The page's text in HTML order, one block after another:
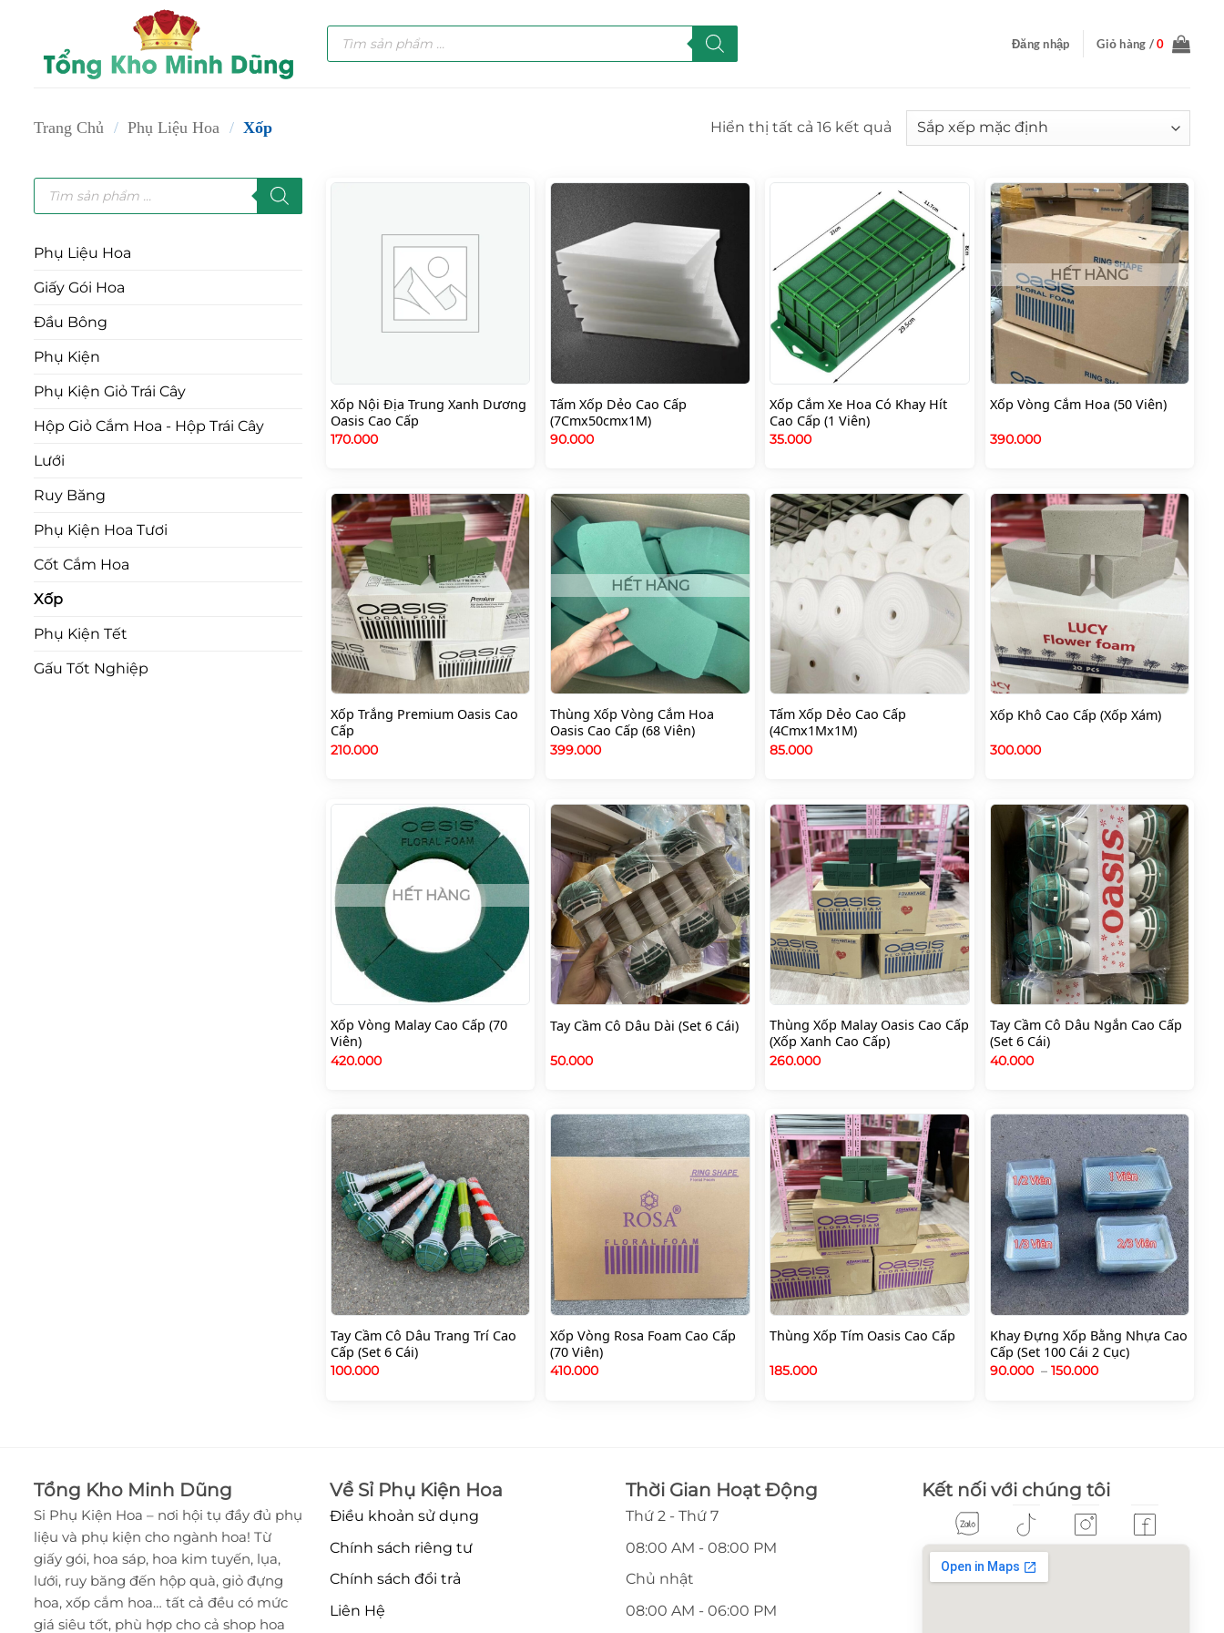
Tìm
kiếm
phẩm
Đăng nhập Giỏ hàng /0
Trang Chủ / Phụ Liệu Hoa / Xốp Hiển thị tất cả 16 kết quả
Tìm
kiếm
sản
Phụ Liệu Hoa
Giấy Gói Hoa
Đầu Bông
Phụ Kiện
Phụ Kiện Giỏ Trái Cây
Hộp Giỏ Cắm Hoa - Hộp Trái Cây
Lưới
Ruy Băng
Phụ Kiện Hoa Tươi
Cốt Cắm Hoa
Xốp
Phụ Kiện Tết
Gấu Tốt Nghiệp
Xốp Nội Địa Trung Xanh Dương
Oasis Cao Cấp
170.000
Tấm Xốp Dẻo Cao Cấp
(7Cmx50cmx1M)
90.000
Xốp Cắm Xe Hoa Có Khay Hít
Cao Cấp (1 Viên)
35.000
HẾT HÀNG
Xốp Vòng Cắm Hoa (50 Viên)
390.000
Xốp Trắng Premium Oasis Cao
Cấp
210.000
HẾT HÀNG
Thùng Xốp Vòng Cắm Hoa
Oasis Cao Cấp (68 Viên)
399.000
Tấm Xốp Dẻo Cao Cấp
(4Cmx1Mx1M)
85.000
Xốp Khô Cao Cấp (Xốp Xám)
300.000
HẾT HÀNG
Xốp Vòng Malay Cao Cấp (70
Viên)
420.000
Tay Cầm Cô Dâu Dài (Set 6 Cái)
50.000
Thùng Xốp Malay Oasis Cao Cấp
(Xốp Xanh Cao Cấp)
260.000
Tay Cầm Cô Dâu Ngắn Cao Cấp
(Set 6 Cái)
40.000
Tay Cầm Cô Dâu Trang Trí Cao
Cấp (Set 6 Cái)
100.000
Xốp Vòng Rosa Foam Cao Cấp
(70 Viên)
410.000
Thùng Xốp Tím Oasis Cao Cấp
185.000
Khay Đựng Xốp Bằng Nhựa Cao
Cấp (Set 100 Cái 2 Cục)
90.000 – 150.000
Tổng Kho Minh Dũng
Si Phụ Kiện Hoa – nơi hội tụ đầy đủ phụ
liệu và phụ kiện cho ngành hoa! Từ
giấy gói, hoa sáp, hoa kim tuyến, lụa,
lưới, ruy băng đến hộp quà, giỏ đựng
hoa, xốp cắm hoa… tất cả đều có mức
giá siêu tốt, phù hợp cho cả shop hoa
Về Sỉ Phụ Kiện Hoa
Điều khoản sử dụng
Chính sách riêng tư
Chính sách đổi trả
Liên Hệ
Thời Gian Hoạt Động
Thứ 2 - Thứ 7
08:00 AM - 08:00 PM
Chủ nhật
08:00 AM - 06:00 PM
Kết nối với chúng tôi